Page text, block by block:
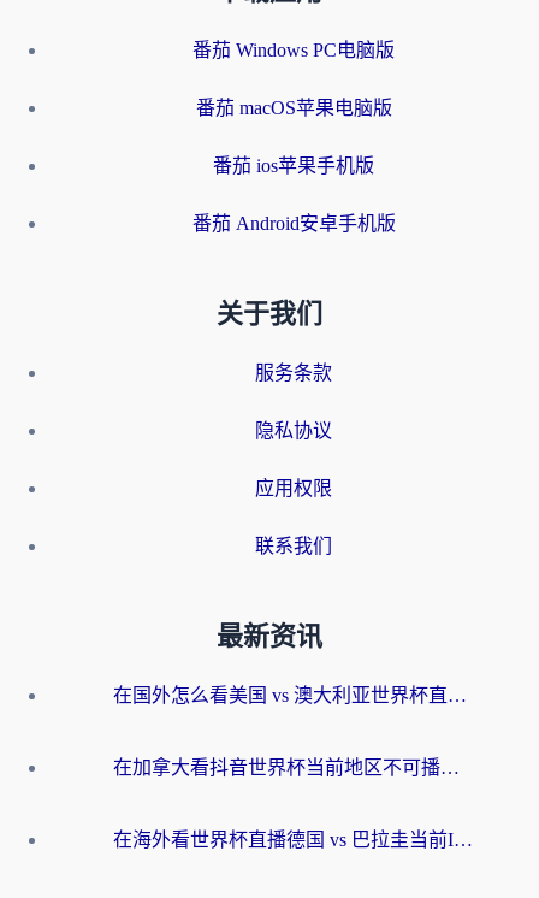
番茄 Windows PC电脑版
番茄 macOS苹果电脑版
番茄 ios苹果手机版
番茄 Android安卓手机版
关于我们
服务条款
隐私协议
应用权限
联系我们
最新资讯
在国外怎么看美国 vs 澳大利亚世界杯直播？海外党必藏的中文解说观赛指南
在加拿大看抖音世界杯当前地区不可播放？海外党体育观赛终极指南
在海外看世界杯直播德国 vs 巴拉圭当前IP受限制？这篇指南帮你轻松解决地区限制